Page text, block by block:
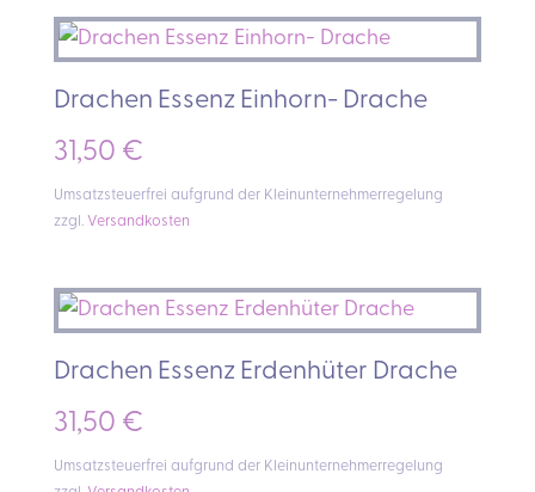
Drachen Essenz Einhorn- Drache
31,50 €
Umsatzsteuerfrei aufgrund der Kleinunternehmerregelung
zzgl. Versandkosten
Drachen Essenz Erdenhüter Drache
31,50 €
Umsatzsteuerfrei aufgrund der Kleinunternehmerregelung